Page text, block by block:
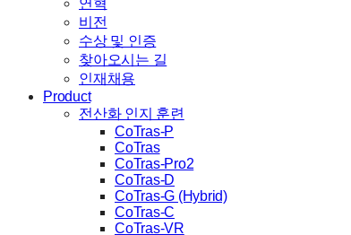
비전
수상 및 인증
찾아오시는 길
인재채용
Product
전산화 인지 훈련
CoTras-P
CoTras
CoTras-Pro2
CoTras-D
CoTras-G (Hybrid)
CoTras-C
CoTras-VR